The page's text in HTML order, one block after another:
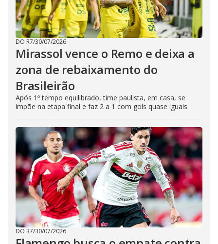
DO R7/30/07/2026
Mirassol vence o Remo e deixa a
zona de rebaixamento do
Brasileirão
Após 1º tempo equilibrado, time paulista, em casa, se
impõe na etapa final e faz 2 a 1 com gols quase iguais
DO R7/30/07/2026